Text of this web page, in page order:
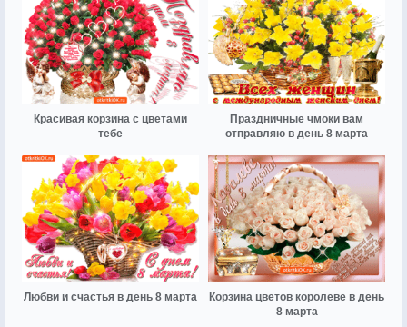
Красивая корзина с цветами
тебе
Праздничные чмоки вам
отправляю в день 8 марта
Любви и счастья в день 8 марта
Корзина цветов королеве в день
8 марта